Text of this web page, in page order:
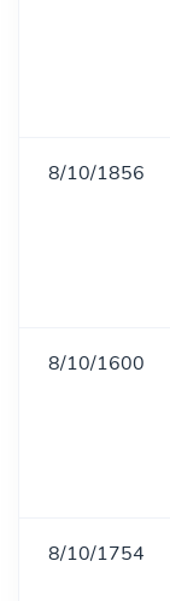
8/10/1856
8/10/1600
8/10/1754